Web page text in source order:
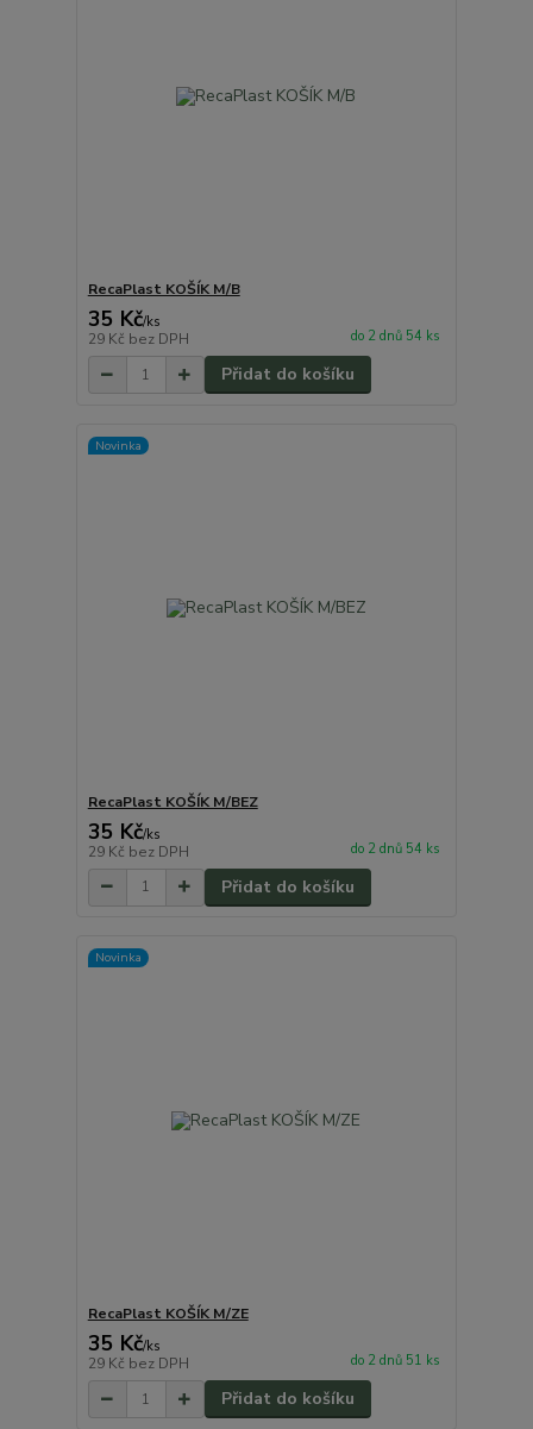
RecaPlast KOŠÍK M/B
35 Kč/ks
29 Kč bez DPH do 2 dnů 54 ks
Přidat do košíku
Novinka
RecaPlast KOŠÍK M/BEZ
35 Kč/ks
29 Kč bez DPH do 2 dnů 54 ks
Přidat do košíku
Novinka
RecaPlast KOŠÍK M/ZE
35 Kč/ks
29 Kč bez DPH do 2 dnů 51 ks
Přidat do košíku